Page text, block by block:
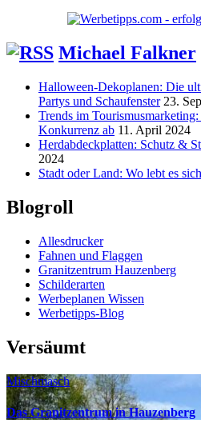
Michael Falkner
Halloween-Dekoplanen: Die
Partys und Schaufenster 23.
Trends im
Konkurrenz ab 11. April 2024
Herdabdeckplatten: Schutz &
2024
Stadt oder Land: Wo lebt es
Blogroll
Allesdrucker
Fahnen und Flaggen
Granitzentrum Hauzenberg
Schilderarten
Werbeplanen Wissen
Werbetipps-Blog
Versäumt
Mischmasch
Das Granitzentrum in Hauzenberg